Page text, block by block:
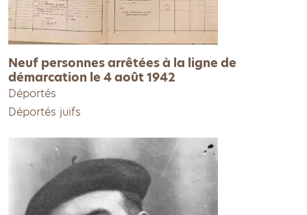
Neuf personnes arrêtées à la ligne de
démarcation le 4 août 1942
Déportés
Déportés juifs